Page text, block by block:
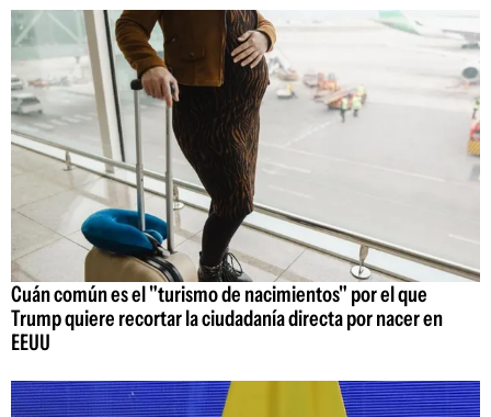
Cuán común es el "turismo de nacimientos" por el que
Trump quiere recortar la ciudadanía directa por nacer en
EEUU